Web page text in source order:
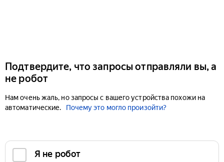
Подтвердите, что запросы отправляли вы, а
не робот
Нам очень жаль, но запросы с вашего устройства похожи на
автоматические.
Почему это могло произойти?